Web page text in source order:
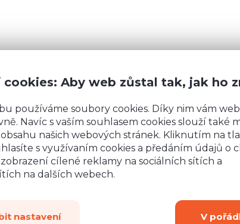
desky o
bílého
i zásuvky
cookies: Aby web zůstal tak, jak ho
používáme soubory cookies. Díky nim vám web
Navíc s vaším souhlasem cookies slouží také
našich webových stránek. Kliknutím na
s využívaním cookies a předáním údajů o
cílené reklamy na sociálních sítích a
na dalších webech.
nastavení V